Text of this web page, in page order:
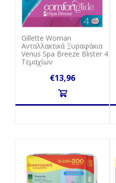
Gillette Woman
Ανταλλακτικά Ξυραφάκια
Venus Spa Breeze Blister 4
Tεμαχίων
€13,96